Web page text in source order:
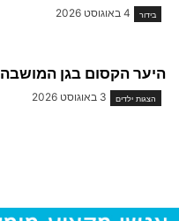
בידור 4 באוגוסט 2026
היער הקסום בגן המושבה
הצגות ילדים 3 באוגוסט 2026